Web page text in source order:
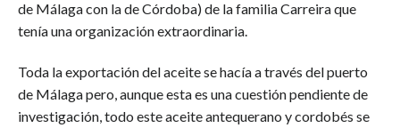
de Málaga con la de Córdoba) de la familia Carreira que
tenía una organización extraordinaria.
Toda la exportación del aceite se hacía a través del puerto
de Málaga pero, aunque esta es una cuestión pendiente de
investigación, todo este aceite antequerano y cordobés se